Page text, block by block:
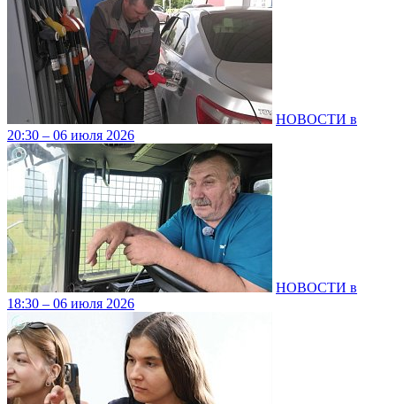
НОВОСТИ в
20:30 – 06 июля 2026
НОВОСТИ в
18:30 – 06 июля 2026